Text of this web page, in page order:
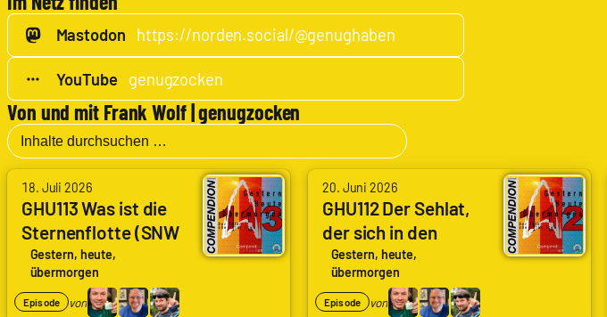
Mastodon https://norden.social/@genughaben
YouTube genugzocken
Von und mit Frank Wolf | genugzocken
18. Juli 2026
GHU113 Was ist die
Sternenflotte (SNW
3×07) What Is
Starfleet
Gestern, heute,
übermorgen
Episode von
von
Arne
Ruddat
Codenaga,
Nils
20. Juni 2026
GHU112 Der Sehlat,
der sich in den
Schwanz biss (SNW
3×06) (The Sehlat
Who Ate Its Tail)
Gestern, heute,
übermorgen
Episode von
von
Arne
Ruddat
Codenaga,
Nils